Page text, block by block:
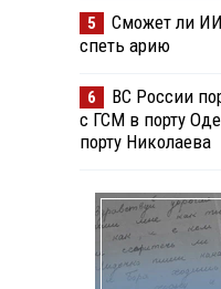
5
Сможет ли
спеть арию
6
ВС России
с ГСМ в порту
порту Николаева